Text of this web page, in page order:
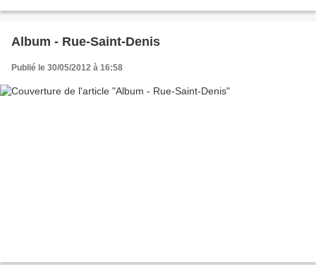
Album - Rue-Saint-Denis
Publié le 30/05/2012 à 16:58